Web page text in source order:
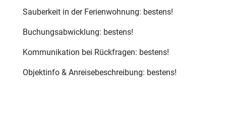
Sauberkeit in der Ferienwohnung: bestens!
Buchungsabwicklung: bestens!
Kommunikation bei Rückfragen: bestens!
Objektinfo & Anreisebeschreibung: bestens!